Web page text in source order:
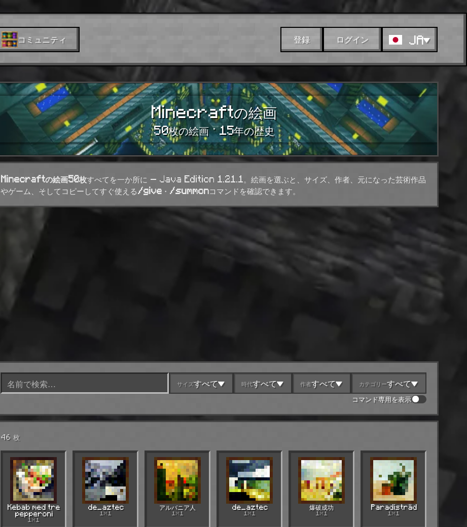
コミュニティ 登録 ログイン JA
Minecraftの絵画
50枚の絵画 · 15年の歴史
Minecraftの絵画50枚すべてを一か所に — Java Edition 1.21.1。絵画を選ぶと、サイズ、作者、元になった芸術作品
やゲーム、そしてコピーしてすぐ使える/give ・ /summonコマンドを確認できます。
サイズすべて 時代すべて 作者すべて カテゴリーすべて
コマンド専用を表示
46 枚
Kebab med tre
pepperoni
1×1
de_aztec
1×1
アルバニア人
1×1
de_aztec
1×1
爆破成功
1×1
Paradisträd
1×1